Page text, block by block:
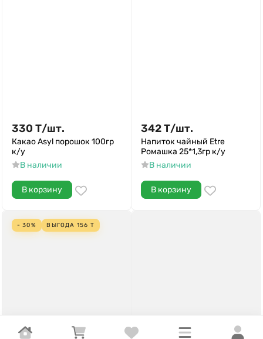
330 Т/шт.
Какао Asyl порошок 100гр
к/у
В наличии
В корзину
342Т/шт.
Напиток чайный Etre
Ромашка 25*1,3гр к/у
В наличии
В корзину
- 30% ВЫГОДА 156 Т